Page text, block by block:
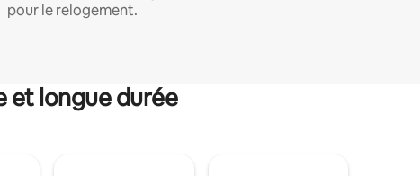
pour le relogement.
et longue durée